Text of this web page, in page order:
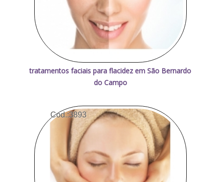
tratamentos faciais para flacidez em São Bernardo
do Campo
Cod.:3893